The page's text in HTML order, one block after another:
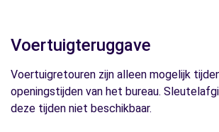
Voertuigteruggave
Voertuigretouren zijn alleen mogelijk
openingstijden van het bureau.
deze tijden niet beschikbaar.